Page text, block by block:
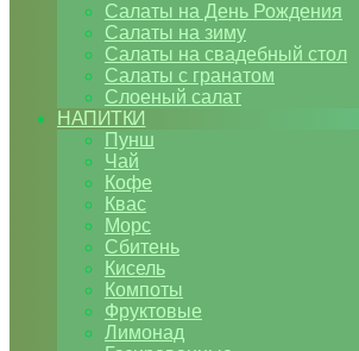
Салаты на День Рождения
Салаты на зиму
Салаты на свадебный стол
Салаты с гранатом
Слоеный салат
НАПИТКИ
Пунш
Чай
Кофе
Квас
Морс
Сбитень
Кисель
Компоты
Фруктовые
Лимонад